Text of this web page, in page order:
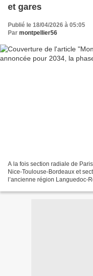
et gares
Publié le 18/04/2026 à 05:05
Par montpellier56
A la fois section radiale de
Nice-Toulouse-Bordeaux et
l’ancienne région Languedoc-